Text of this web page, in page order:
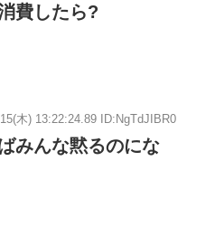
費したら?
木) 13:22:24.89 ID:NgTdJIBR0
みんな黙るのにな